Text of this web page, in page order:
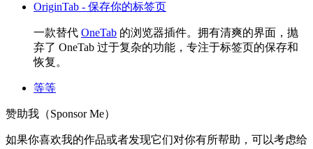
OriginTab - 保存你的标签页
一款替代 OneTab 的浏览器插件。拥有清爽的界面，抛
弃了 OneTab 过于复杂的功能，专注于标签页的保存和
恢复。
等等
赞助我（Sponsor Me）
如果你喜欢我的作品或者发现它们对你有所帮助，可以考虑给